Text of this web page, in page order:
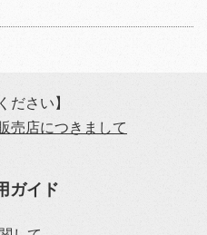
ださい】
売店につきまして
ガイド